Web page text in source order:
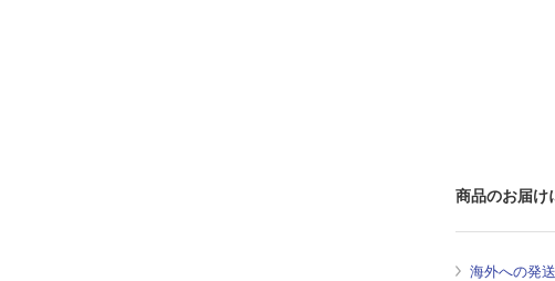
商品のお届け
海外への発